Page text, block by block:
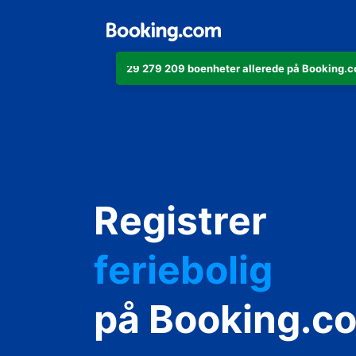
29 279 209 boenheter allerede på
Registrer
hotellet ditt
feriebolig
gjestgiveriet
på